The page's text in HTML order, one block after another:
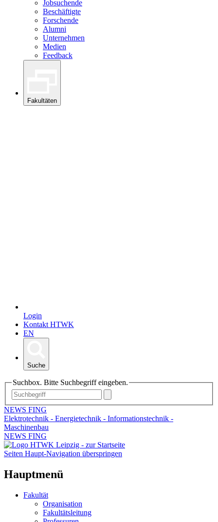
Jobsuchende
Beschäftigte
Forschende
Alumni
Unternehmen
Medien
Feedback
Fakultäten
Login
Kontakt HTWK
EN
Suche
Suchbox. Bitte Suchbegriff eingeben.
NEWS FING
Elektrotechnik - Energietechnik - Informationstechnik -
Maschinenbau
NEWS FING
Seiten Haupt-Navigation überspringen
Hauptmenü
Fakultät
Organisation
Fakultätsleitung